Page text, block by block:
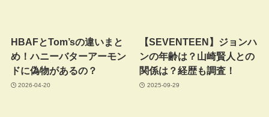
HBAFとTom’sの違いまと
め！ハニーバターアーモン
ドに偽物があるの？
2026-04-20
【SEVENTEEN】ジョンハ
ンの年齢は？山崎賢人との
関係は？経歴も調査！
2025-09-29